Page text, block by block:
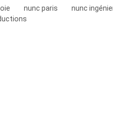
nunc paris
nunc